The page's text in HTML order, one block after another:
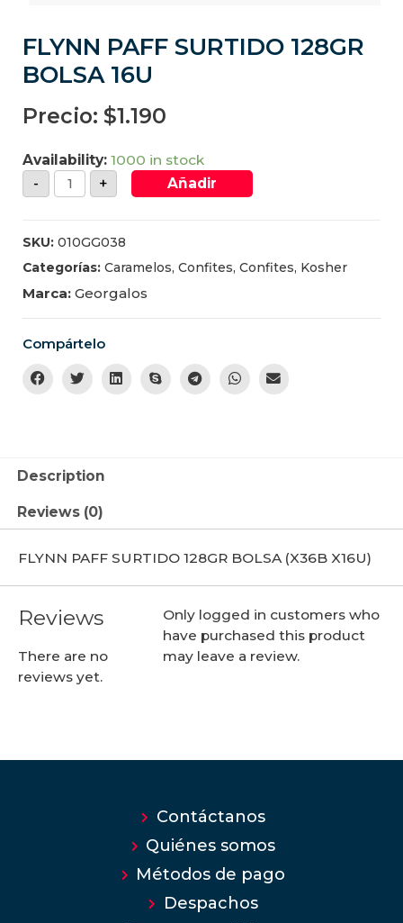
FLYNN PAFF SURTIDO 128GR
BOLSA 16U
Precio: $1.190
Availability: 1000 in stock
-
+ Añadir
SKU: 010GG038
Categorías: Caramelos, Confites, Confites, Kosher
Marca: Georgalos
Compártelo
Description
Reviews (0)
FLYNN PAFF SURTIDO 128GR BOLSA (X36B X16U)
Reviews
There are no
reviews yet.
Only logged in customers who
have purchased this product
may leave a review.
Contáctanos
Quiénes somos
Métodos de pago
Despachos